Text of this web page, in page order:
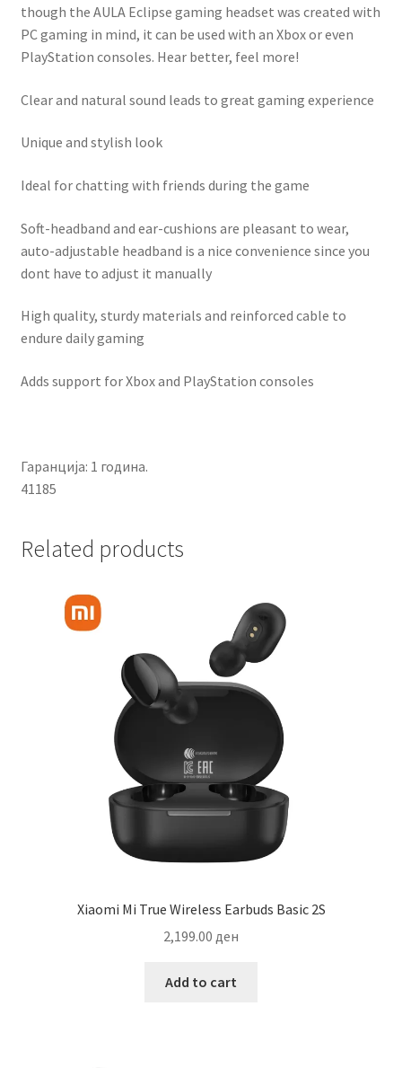
though the AULA Eclipse gaming headset was created with
PC gaming in mind, it can be used with an Xbox or even
PlayStation consoles. Hear better, feel more!
Clear and natural sound leads to great gaming experience
Unique and stylish look
Ideal for chatting with friends during the game
Soft-headband and ear-cushions are pleasant to wear,
auto-adjustable headband is a nice convenience since you
dont have to adjust it manually
High quality, sturdy materials and reinforced cable to
endure daily gaming
Adds support for Xbox and PlayStation consoles
Гаранција: 1 година.
41185
Related products
Xiaomi Mi True Wireless Earbuds Basic 2S
2,199.00 ден
Add to cart